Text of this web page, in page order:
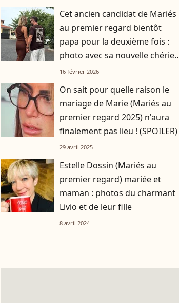
Cet ancien candidat de Mariés
au premier regard bientôt
papa pour la deuxième fois :
photo avec sa nouvelle chérie
pour officialiser
16 février 2026
On sait pour quelle raison le
mariage de Marie (Mariés au
premier regard 2025) n'aura
finalement pas lieu ! (SPOILER)
29 avril 2025
Estelle Dossin (Mariés au
premier regard) mariée et
maman : photos du charmant
Livio et de leur fille
8 avril 2024